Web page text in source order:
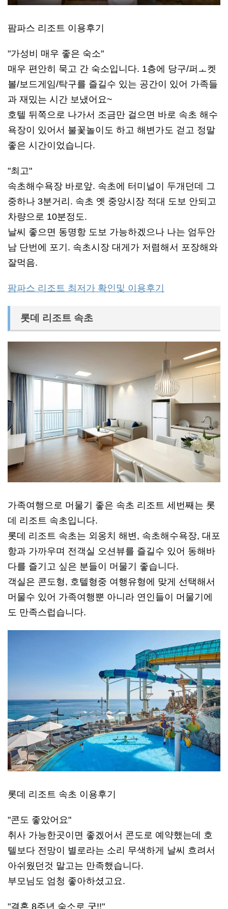
팜파스 리조트 이용후기
"가성비 매우 좋은 숙소"
매우 편안히 묵고 간 숙소입니다. 1층에 당구/퍼ㅗ켓
볼/보드게임/탁구를 즐길수 있는 공간이 있어 가족들
과 재밌는 시간 보냈어요~
호텔 뒤쪽으로 나가서 조금만 걸으면 바로 속초 해수
욕장이 있어서 불꽃놀이도 하고 해변가도 걷고 정말
좋은 시간이었습니다.
"최고"
속초해수욕장 바로앞. 속초에 터미널이 두개던데 그
중하나 3분거리. 속초 옛 중앙시장 적대 도보 안되고
차량으로 10분정도.
날씨 좋으면 동명항 도보 가능하겠으나 나는 엄두안
남 단번에 포기. 속초시장 대게가 저렴해서 포장해와
잘먹음.
팜파스 리조트 최저가 확인및 이용후기
롯데 리조트 속초
가족여행으로 머물기 좋은 속초 리조트 세번째는 롯
데 리조트 속초입니다.
롯데 리조트 속초는 외옹치 해변, 속초해수욕장, 대포
항과 가까우며 전객실 오션뷰를 즐길수 있어 동해바
다를 즐기고 싶은 분들이 머물기 좋습니다.
객실은 콘도형, 호텔형중 여행유형에 맞게 선택해서
머물수 있어 가족여행뿐 아니라 연인들이 머물기에
도 만족스럽습니다.
롯데 리조트 속초 이용후기
"콘도 좋았어요"
취사 가능한곳이면 좋겠어서 콘도로 예약했는데 호
텔보다 전망이 별로라는 소리 무색하게 날씨 흐려서
아쉬웠던것 말고는 만족했습니다.
부모님도 엄청 좋아하셨고요.
"결혼 8주년 숙소로 굿!!"